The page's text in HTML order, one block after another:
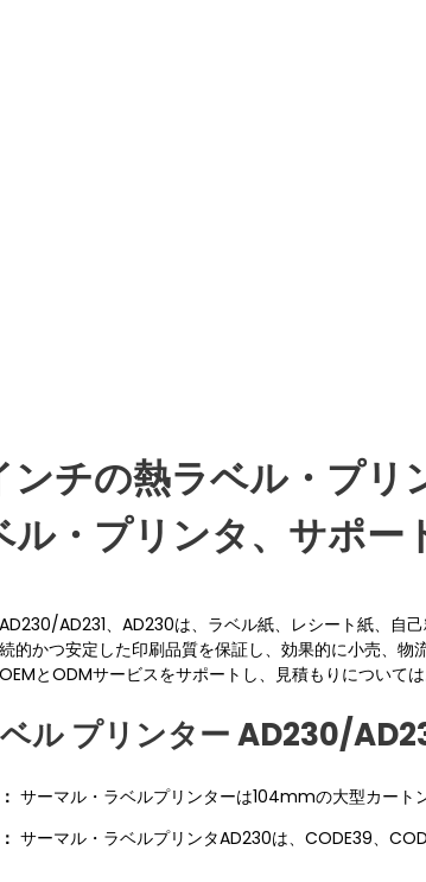
ンチの熱ラベル・プ
ル・プリンタ、サポー
AD231、AD230は、ラベル紙、レシート紙、自
的かつ安定した印刷品質を保証し、効果的に小売、
とODMサービスをサポートし、見積もりについては
ル プリンター AD230/
サーマル・ラベルプリンターは104mmの大型カート
サーマル・ラベルプリンタAD230は、CODE39、